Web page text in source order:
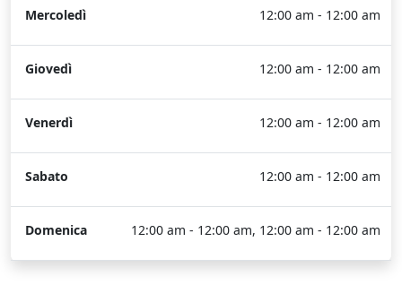
Mercoledì 12:00 am - 12:00 am
Giovedì 12:00 am - 12:00 am
Venerdì 12:00 am - 12:00 am
Sabato 12:00 am - 12:00 am
Domenica 12:00 am - 12:00 am, 12:00 am - 12:00 am